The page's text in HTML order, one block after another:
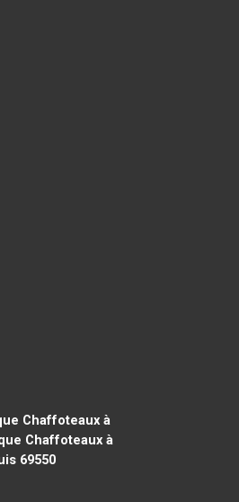
Chaffoteaux à
Chaffoteaux à
69550